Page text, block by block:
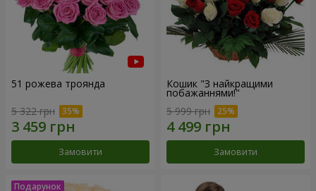
51 рожева троянда
5 322 грн
Замовити
Кошик "З найкращими
побажаннями!"
5 999 грн
Замовити